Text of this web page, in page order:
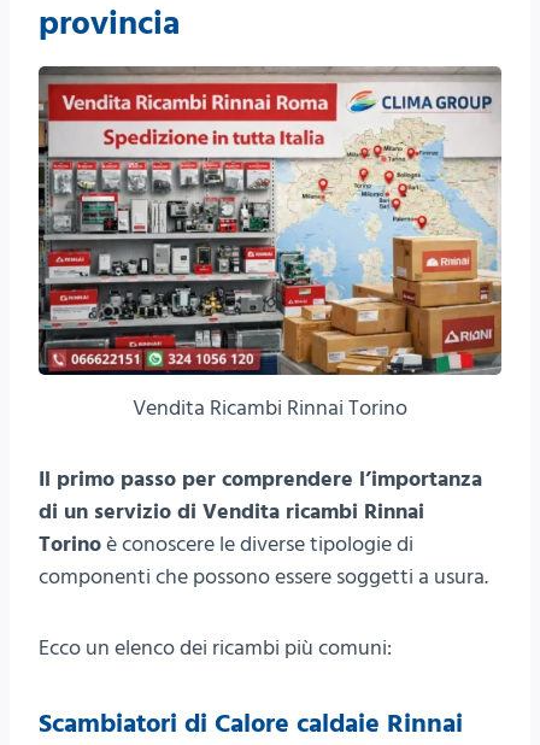
provincia
Vendita Ricambi Rinnai Torino
Il primo passo per comprendere l’importanza
di un servizio di Vendita ricambi Rinnai
Torinoè conoscere le diverse tipologie di
componenti che possono essere soggetti a usura.
Ecco un elenco dei ricambi più comuni:
Scambiatori di Calore caldaie Rinnai